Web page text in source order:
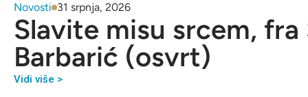
Novosti 31 srpnja, 2026
Slavite misu srcem, fra
Barbarić (osvrt)
Vidi više >